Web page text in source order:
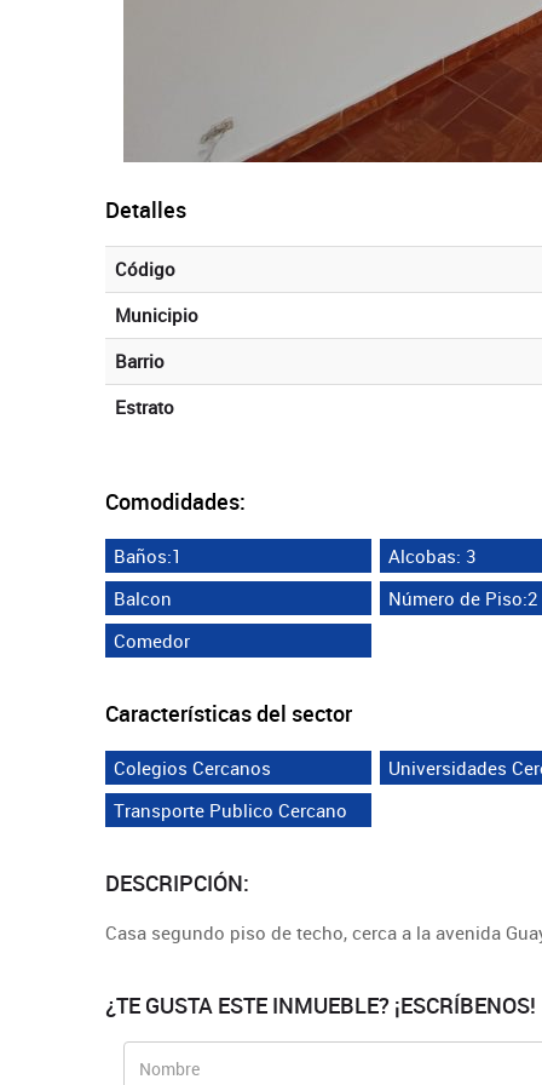
Detalles
Código
Municipio
Barrio
Estrato
Comodidades:
Baños:1
Alcobas: 3
Balcon
Número de Piso:2
Comedor
Características del sector
Colegios Cercanos
Universidades
Transporte Publico Cercano
DESCRIPCIÓN:
Casa segundo piso de techo, cerca a la avenida
¿TE GUSTA ESTE INMUEBLE? ¡ESCRÍBENOS!